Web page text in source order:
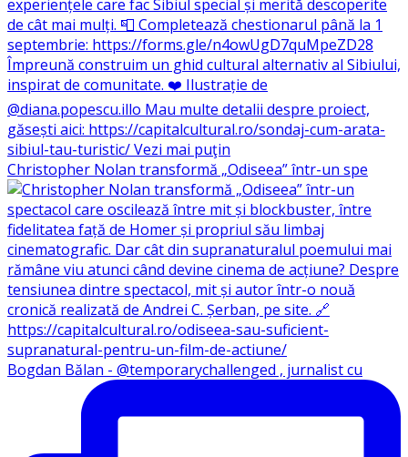
Christopher Nolan transformă „Odiseea” într-un spe
Bogdan Bălan - @temporarychallenged , jurnalist cu